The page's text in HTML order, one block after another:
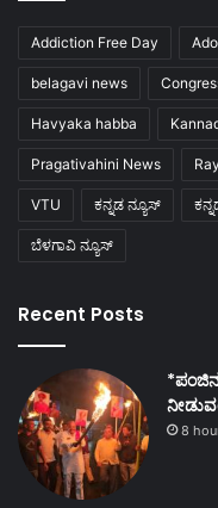
Addiction Free Day
belagavi news
Havyaka habba
Pragativahini News
VTU ಕನ್ನಡ ನ್ಯೂಸ್
ಬೆಳಗಾವಿ ನ್ಯೂಸ್
Recent Posts
8